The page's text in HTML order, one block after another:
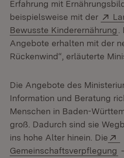
Erfahrung mit
beispielsweise mit der
Bewusste Kinderernährung
Angebote erhalten mit der
Rückenwind“, erläuterte
Die Angebote des
Information und Beratung
Menschen in Baden-
groß. Dadurch sind sie
ins hohe Alter hinein. Die
Gemeinschaftsverpflegung